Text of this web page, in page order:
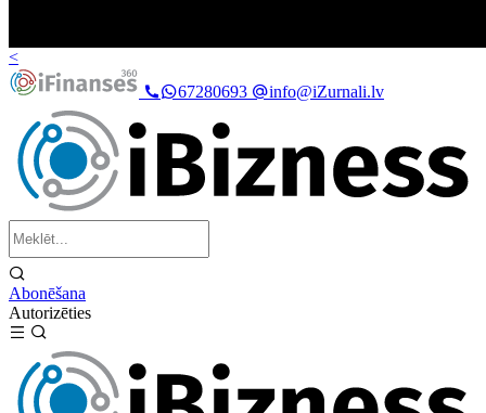
<
67280693
info@iZurnali.lv
Abonēšana
Autorizēties